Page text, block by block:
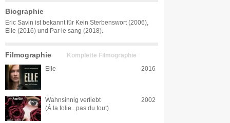
Biographie
Eric Savin ist bekannt für Kein Sterbenswort (2006),
Elle (2016) und Par le sang (2018).
Filmographie Komplette Filmographie
Elle 2016
Wahnsinnig verliebt
(Á la folie...pas du tout)
2002